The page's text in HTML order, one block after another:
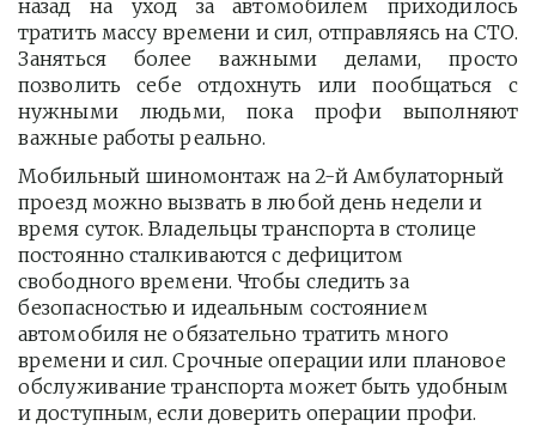
назад на уход за автомобилем приходилось
тратить массу времени и сил, отправляясь на СТО.
Заняться более важными делами, просто
позволить себе отдохнуть или пообщаться с
нужными людьми, пока профи выполняют
важные работы реально.
Мобильный шиномонтаж на 2-й Амбулаторный
проезд можно вызвать в любой день недели и
время суток. Владельцы транспорта в столице
постоянно сталкиваются с дефицитом
свободного времени. Чтобы следить за
безопасностью и идеальным состоянием
автомобиля не обязательно тратить много
времени и сил. Срочные операции или плановое
обслуживание транспорта может быть удобным
и доступным, если доверить операции профи.